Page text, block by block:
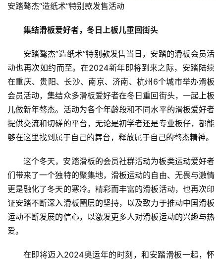
安踏骜杰“造纸术”特别款发售活动
集结滑板爱好者，冬日上板儿重回街头
安踏骜杰”造纸术”特别款发售当日，安踏的滑板会员活
动也再次如约而至。在2024新年即将到来之际，安踏陆续
在重庆、贵阳、长沙、南京、济南、杭州6个城市举办滑板
会员活动，集结众多滑板爱好者在冬日重回街头，一起上板
儿做新年骜杰。活动为各个年龄段和不同水平的滑板爱好者
提供交流和切磋的平台，无论是初学者还是专业板仔，都能
够在这里找到属于自己的舞台，释放属于自己的骜杰精神。
这个冬天，安踏滑板的会员社群活动为板类运动爱好者
们带来了一个独特的聚集地，滑板运动的自由、无畏与激情
更是融化了冬天的寒冷。精彩而丰富的滑板活动，也再次印
证安踏不断深入滑板圈层的坚持，以及致力于推动中国滑板
运动不断发展的信心，以激发更多人对滑板运动的兴趣与热
爱。
在即将迈入2024奥运年的时刻，和安踏滑板一起，怀